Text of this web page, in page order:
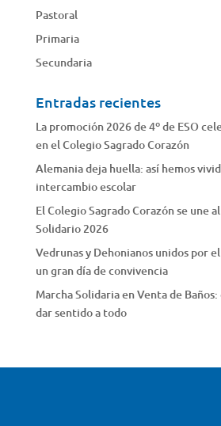
Pastoral
Primaria
Secundaria
Entradas recientes
La promoción 2026 de 4º de ESO
en el Colegio Sagrado Corazón
Alemania deja huella: así hemos
intercambio escolar
El Colegio Sagrado Corazón se une
Solidario 2026
Vedrunas y Dehonianos unidos por
un gran día de convivencia
Marcha Solidaria en Venta de
dar sentido a todo